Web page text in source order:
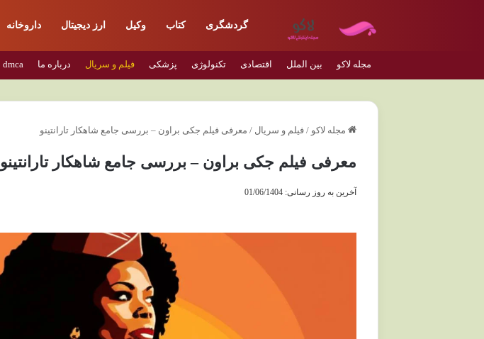
گردشگری کتاب وکیل ارز دیجیتال داروخانه
مجله لاکو بین الملل اقتصادی تکنولوژی پزشکی فیلم و سریال درباره ما dmca
مجله لاکو / فیلم و سریال / معرفی فیلم جکی براون – بررسی جامع شاهکار تارانتینو
معرفی فیلم جکی براون – بررسی جامع شاهکار تارانتینو
آخرین به روز رسانی: 01/06/1404